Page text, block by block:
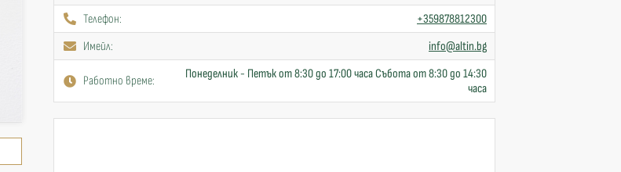
Телефон:
+359878812300
Имейл:
info@altin.bg
Работно време:
Понеделник - Петък от 8:30 до 17:00 часа Събота от 8:30 до 14:30
часа